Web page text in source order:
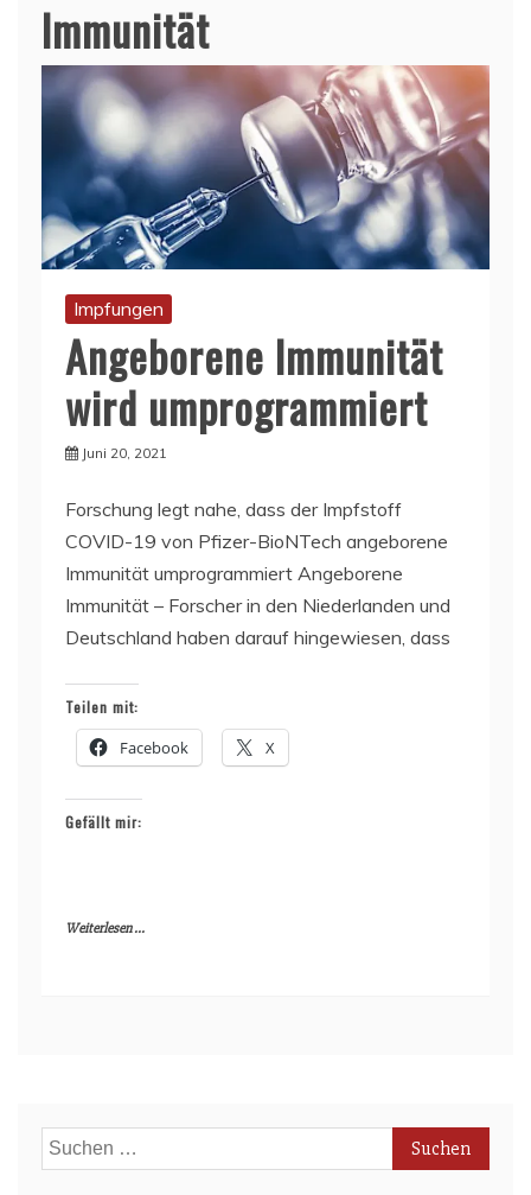
Immunität
Impfungen
Angeborene Immunität
wird umprogrammiert
Juni 20, 2021
Forschung legt nahe, dass der Impfstoff
COVID-19 von Pfizer-BioNTech angeborene
Immunität umprogrammiert Angeborene
Immunität – Forscher in den Niederlanden und
Deutschland haben darauf hingewiesen, dass
Teilen mit:
Facebook X
Gefällt mir:
Weiterlesen ...
Suchen
nach: